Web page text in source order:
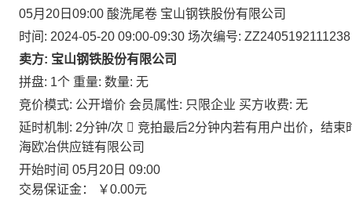
05月20日09:00 酸洗尾卷 宝山钢铁股份有限公司
时间: 2024-05-20 09:00-09:30 场次编号: ZZ2405192111238
卖方: 宝山钢铁股份有限公司
拼盘: 1个 重量: 数量: 无
竞价模式: 公开增价 会员属性: 只限企业 买方收费: 无
延时机制: 2分钟/次  竞拍最后2分钟内若有用户出价，结
海欧冶供应链有限公司
开始时间 05月20日 09:00
交易保证金：
￥0.00元